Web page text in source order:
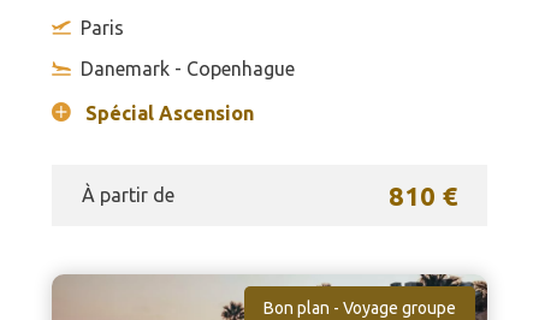
Paris
Danemark - Copenhague
Spécial Ascension
À partir de 810 €
Bon plan - Voyage groupe